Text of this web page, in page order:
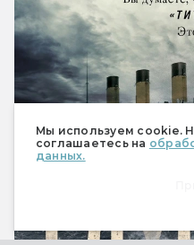
Мы используем cookie.
соглашаетесь на
данных.